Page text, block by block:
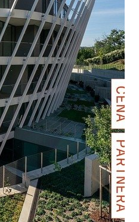
Markovi Musilovi za
K vidění co nevidět na